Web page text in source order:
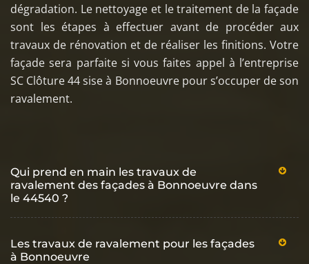
dégradation. Le nettoyage et le traitement de la façade
sont les étapes à effectuer avant de procéder aux
travaux de rénovation et de réaliser les finitions. Votre
façade sera parfaite si vous faites appel à l’entreprise
SC Clôture 44 sise à Bonnoeuvre pour s’occuper de son
ravalement.
Qui prend en main les travaux de
ravalement des façades à Bonnoeuvre dans
le 44540 ?
Les travaux de ravalement pour les façades
à Bonnoeuvre